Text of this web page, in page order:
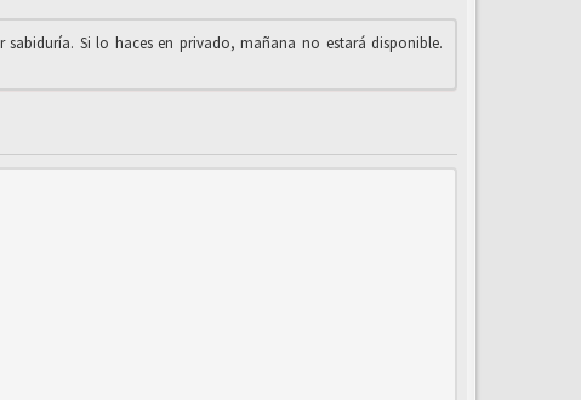
sabiduría. Si lo haces en privado, mañana no estará disponible.